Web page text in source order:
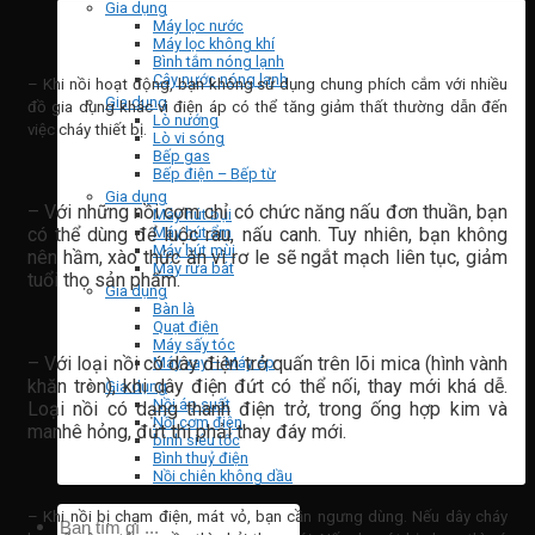
Gia dụng
Máy lọc nước
Máy lọc không khí
Bình tắm nóng lạnh
Cây nước nóng lạnh
Gia dụng
Lò nướng
Lò vi sóng
Bếp gas
Bếp điện – Bếp từ
Gia dụng
Máy hút bụi
Máy hút ẩm
Máy hút mùi
Máy rửa bát
Gia dụng
Bàn là
Quạt điện
Máy sấy tóc
Máy xay – Máy ép
Gia dụng
Nồi áp suất
Nồi cơm điện
bình siêu tốc
Bình thuỷ điện
Nồi chiên không dầu
Tìm
– Khi nồi hoạt động, bạn không sử dụng chung phích cắm với nhiều
đồ gia dụng khác vì điện áp có thể tăng giảm thất thường dẫn đến
việc cháy thiết bị.
– Với những nồi cơm chỉ có chức năng nấu đơn thuần, bạn
có thể dùng để luộc rau, nấu canh. Tuy nhiên, bạn không
nên hầm, xào thức ăn vì rơ le sẽ ngắt mạch liên tục, giảm
tuổi thọ sản phẩm.
– Với loại nồi có dây điện trở quấn trên lõi mica (hình vành
khăn tròn), khi dây điện đứt có thể nối, thay mới khá dễ.
Loại nồi có dạng thanh điện trở, trong ống hợp kim và
manhê hỏng, đứt thì phải thay đáy mới.
– Khi nồi bị chạm điện, mát vỏ, bạn cần ngưng dùng. Nếu dây cháy